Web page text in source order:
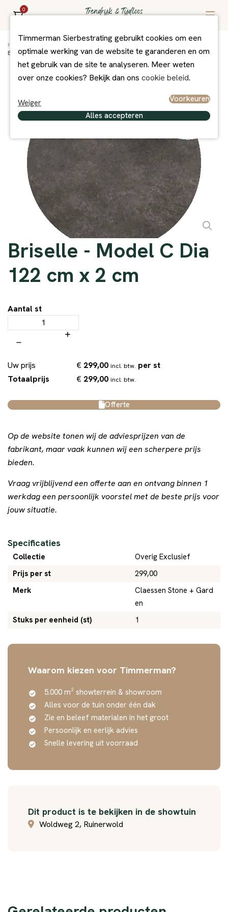
0
Home Overig Exclusief
Briselle - Model C Dia 122 cm x 2 cm
Briselle - Model C Dia
122 cm x 2 cm
Aantal st
Uw prijs € 299,00 incl. btw. per st
Totaalprijs
€ 299,00 incl. btw.
Offerte
Op de website tonen wij de adviesprijzen van de
fabrikant, maar vaak kunnen wij een scherpere prijs
bieden.
Vraag vrijblijvend een offerte aan en ontvang binnen 1
werkdag een persoonlijk voorstel met de beste prijs voor
jouw situatie.
Specificaties
Collectie
Overig Exclusief
Prijs per st
299,00
Merk
Claessen Stone + Gard
en
Stuks per eenheid (st)
1
Waarom kiezen voor Timmerman?
5.000 m² showterrein & showroom
Alles voor de tuin onder één dak
Zie en beleef materialen in het groot
Persoonlijk en eerlijk advies
Snelle levering uit voorraad
Dit product is te bekijken in de showtuin
Woldweg 2, Ruinerwold
Timmerman Sierbestrating gebruikt cookies om een
optimale werking van de website te garanderen en om
het gebruik van de site te analyseren. Meer weten
over onze cookies? Bekijk dan ons cookie beleid.
Weiger
Voorkeuren
Alles accepteren